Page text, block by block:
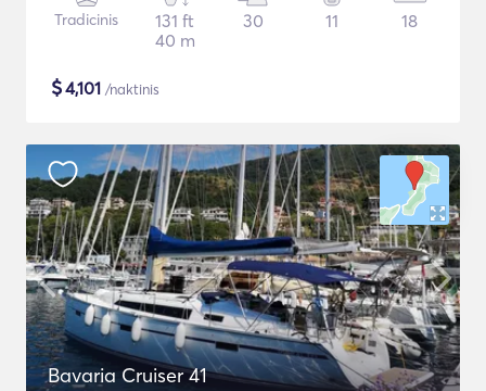
Tradicinis
131 ft
40 m
30 11 18
$4,101 /naktinis
Bavaria Cruiser 41